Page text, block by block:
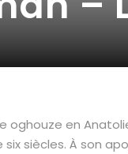
oghouze en
siècles. À son